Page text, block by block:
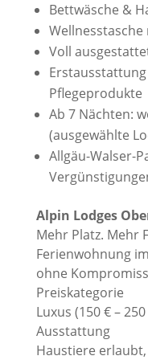
Bettwäsche &
Voll
Pflegeprodukte
Ab 7 Nächten:
(ausgewählte
Allgäu-Walser-
Alpin Lodges
Mehr Platz. Mehr
Ferienwohnung
ohne
Preiskategorie
Luxus (150 € –
Ausstattung
Haustiere